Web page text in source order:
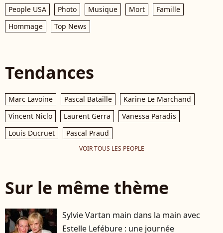
People USA Photo Musique Mort
Famille
Hommage
Top News
Tendances
Marc Lavoine Pascal Bataille
Karine Le Marchand
Vincent Niclo
Laurent Gerra
Vanessa Paradis
Louis Ducruet
Pascal Praud
VOIR TOUS LES PEOPLE
Sur le même thème
Sylvie Vartan main dans la main avec
Estelle Lefébure : une journée